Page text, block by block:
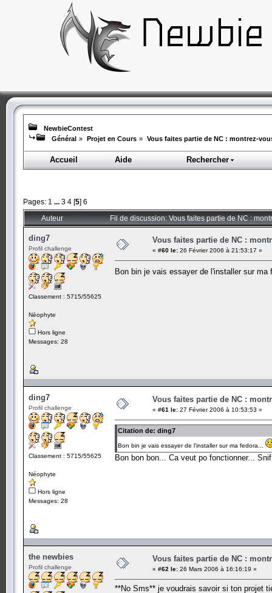
NewbieContest
Général » Projet en Cours » Vous faites partie de NC : montrez-
Accueil Aide Rechercher
Pages: 1 ... 3 4 [5] 6
Auteur Fil de discussion: Vous faites partie de NC :
ding7
Profil challenge
Classement : 5715/55625
Néophyte
Hors ligne
Messages: 28
Vous faites partie de NC :
« #60 le: 26 Février 2006 à 21:53:17 »
Bon bin je vais essayer de l'installer sur ma
ding7
Profil challenge
Classement : 5715/55625
Néophyte
Hors ligne
Messages: 28
Vous faites partie de NC :
« #61 le: 27 Février 2006 à 10:53:53 »
Citation de: ding7
Bon bin je vais essayer de l'installer sur ma fedora...
Bon bon bon... Ca veut po fonctionner...
the newbies
Profil challenge
Vous faites partie de NC :
« #62 le: 26 Mars 2006 à 16:16:19 »
**No Sms** je voudrais savoir si ton projet